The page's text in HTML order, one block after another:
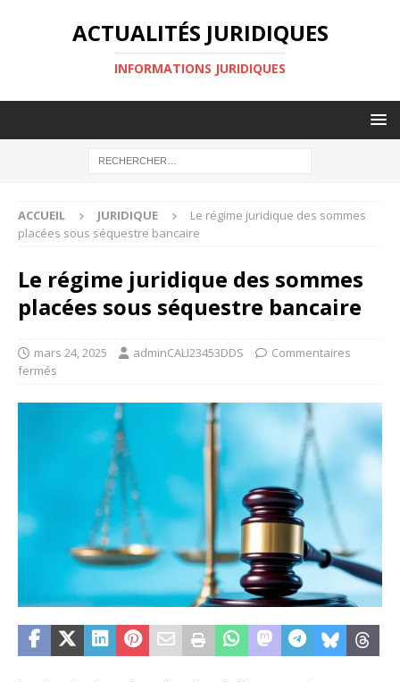
ACTUALITÉS JURIDIQUES
INFORMATIONS JURIDIQUES
ACCUEIL JURIDIQUE
Le régime juridique des sommes
placées sous séquestre bancaire
Le régime juridique des sommes
placées sous séquestre bancaire
mars 24, 2025 adminCALI23453DDS
Commentaires
fermés